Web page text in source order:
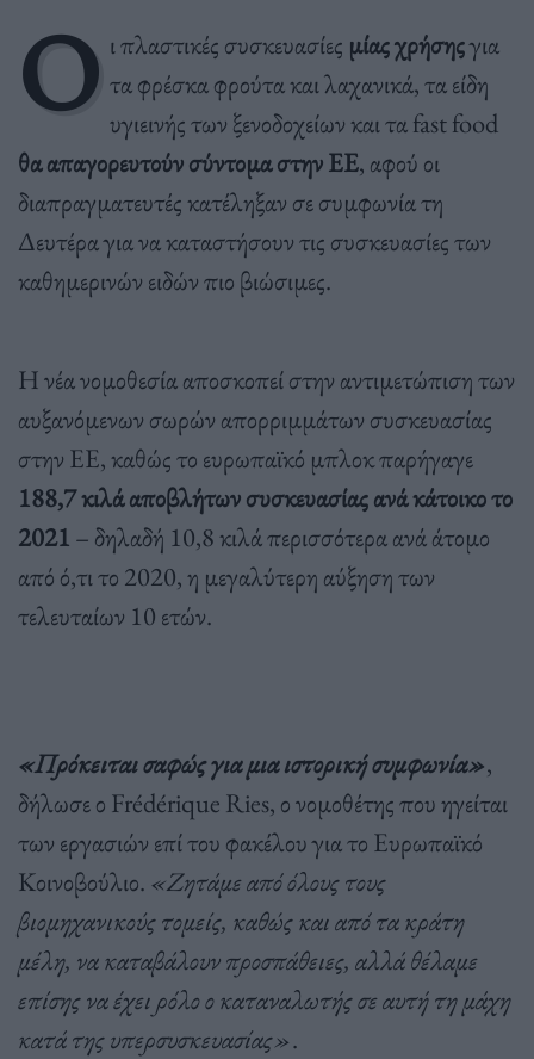
Ο ι πλαστικές συσκευασίες μίας χρήσηςγια
τα φρέσκα φρούτα και λαχανικά, τα είδη
υγιεινής των ξενοδοχείων και τα fast food
θα απαγορευτούν σύντομα στην ΕΕ, αφού οι
διαπραγματευτές κατέληξαν σε συμφωνία τη
Δευτέρα για να καταστήσουν τις συσκευασίες των
καθημερινών ειδών πιο βιώσιμες.
Η νέα νομοθεσία αποσκοπεί στην αντιμετώπιση των
αυξανόμενων σωρών απορριμμάτων συσκευασίας
στην ΕΕ, καθώς το ευρωπαϊκό μπλοκ παρήγαγε
188,7 κιλά αποβλήτων συσκευασίας ανά κάτοικο το
2021 – δηλαδή 10,8 κιλά περισσότερα ανά άτομο
από ό,τι το 2020, η μεγαλύτερη αύξηση των
τελευταίων 10 ετών.
«Πρόκειται σαφώς για μια ιστορική συμφωνία»,
δήλωσε ο Frédérique Ries, ο νομοθέτης που ηγείται
των εργασιών επί του φακέλου για το Ευρωπαϊκό
Κοινοβούλιο. «Ζητάμε από όλους τους
βιομηχανικούς τομείς, καθώς και από τα κράτη
μέλη, να καταβάλουν προσπάθειες, αλλά θέλαμε
επίσης να έχει ρόλο ο καταναλωτής σε αυτή τη μάχη
κατά της υπερσυσκευασίας».